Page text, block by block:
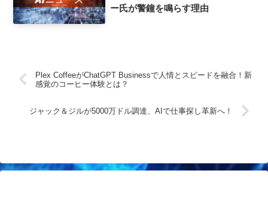
ー氏が警鐘を鳴らす理由
Plex CoffeeがChatGPT Businessで人情とスピードを融合！新
感覚のコーヒー体験とは？
ジャック＆ジルが5000万ドル調達、AIで仕事探し革新へ！